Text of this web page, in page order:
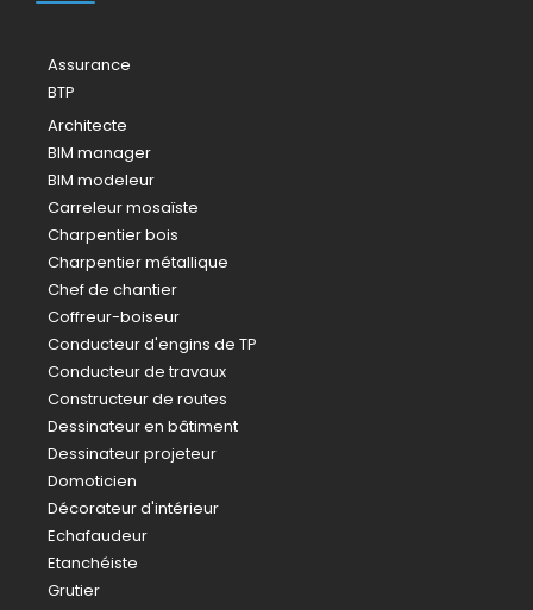
Assurance
BTP
Architecte
BIM manager
BIM modeleur
Carreleur mosaïste
Charpentier bois
Charpentier métallique
Chef de chantier
Coffreur-boiseur
Conducteur d'engins de TP
Conducteur de travaux
Constructeur de routes
Dessinateur en bâtiment
Dessinateur projeteur
Domoticien
Décorateur d'intérieur
Echafaudeur
Etanchéiste
Grutier